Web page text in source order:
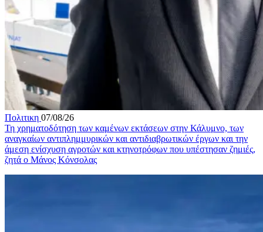
Πολιτικη 07/08/26
Τη χρηματοδότηση των καμένων εκτάσεων στην Κάλυμνο, των
αναγκαίων αντιπλημμυρικών και αντιδιαβρωτικών έργων και την
άμεση ενίσχυση αγροτών και κτηνοτρόφων που υπέστησαν ζημιές,
ζητά ο Μάνος Κόνσολας